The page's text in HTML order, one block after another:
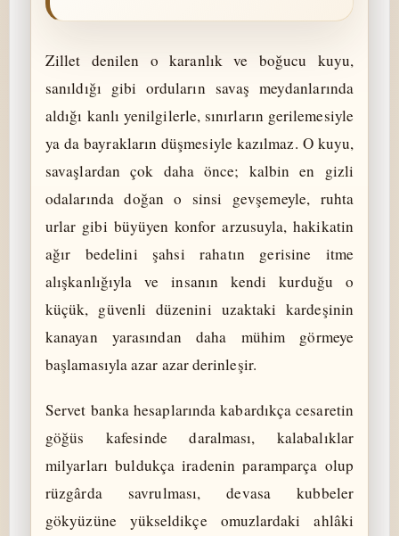
Zillet denilen o karanlık ve boğucu kuyu,
sanıldığı gibi orduların savaş meydanlarında
aldığı kanlı yenilgilerle, sınırların gerilemesiyle
ya da bayrakların düşmesiyle kazılmaz. O kuyu,
savaşlardan çok daha önce; kalbin en gizli
odalarında doğan o sinsi gevşemeyle, ruhta
urlar gibi büyüyen konfor arzusuyla, hakikatin
ağır bedelini şahsi rahatın gerisine itme
alışkanlığıyla ve insanın kendi kurduğu o
küçük, güvenli düzenini uzaktaki kardeşinin
kanayan yarasından daha mühim görmeye
başlamasıyla azar azar derinleşir.
Servet banka hesaplarında kabardıkça cesaretin
göğüs kafesinde daralması, kalabalıklar
milyarları buldukça iradenin paramparça olup
rüzgârda savrulması, devasa kubbeler
gökyüzüne yükseldikçe omuzlardaki ahlâki